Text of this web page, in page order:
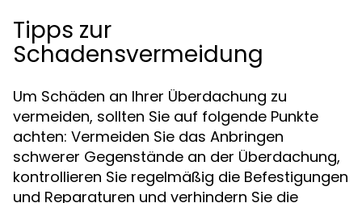
Tipps zur
Schadensvermeidung
Um Schäden an Ihrer Überdachung zu
vermeiden, sollten Sie auf folgende Punkte
achten: Vermeiden Sie das Anbringen
schwerer Gegenstände an der Überdachung,
kontrollieren Sie regelmäßig die Befestigungen
und Reparaturen und verhindern Sie die